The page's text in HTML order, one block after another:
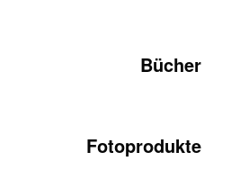
Bücher
Fotoprodukte